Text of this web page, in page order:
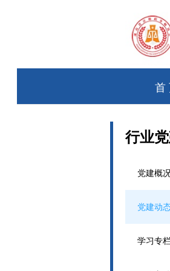
首
行业
党建概
党建动
学习专